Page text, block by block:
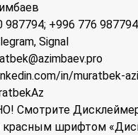
987794; +996 776 987794
Signal
in/muratbek-
Смотрите Дисклеймер
шрифтом